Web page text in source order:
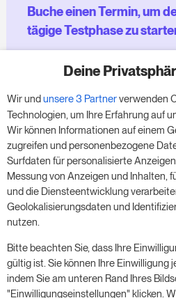
Buche einen Termin, um
tägige Testphase zu
Ein Meeting buchen
© 2017 - 2026. Alle Rechte
Deine
Wir undunsere 3 Partnerverwenden
Technologien, um Ihre Erfahrung auf
Wir können Informationen auf einem
zugreifen und personenbezogene
Surfdaten für personalisierte
Messung von Anzeigen und Inhalten,
und die Diensteentwicklung
Geolokalisierungsdaten und
nutzen.
Bitte beachten Sie, dass Ihre
gültig ist. Sie können Ihre
indem Sie am unteren Rand Ihres
"Einwilligungseinstellungen" klicken.